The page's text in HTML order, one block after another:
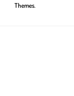
Themes.